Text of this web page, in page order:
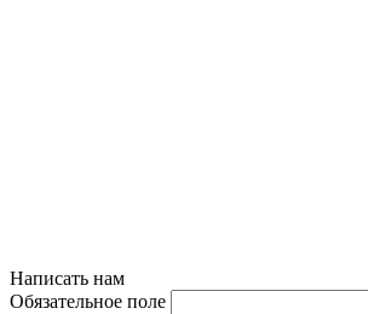
Написать нам
Обязательное поле